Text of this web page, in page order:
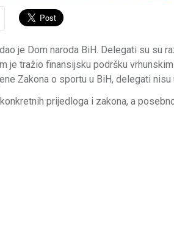
je Dom naroda BiH. Delegati su su
je tražio finansijsku podršku
Zakona o sportu u BiH, delegati nisu
prijedloga i zakona, a